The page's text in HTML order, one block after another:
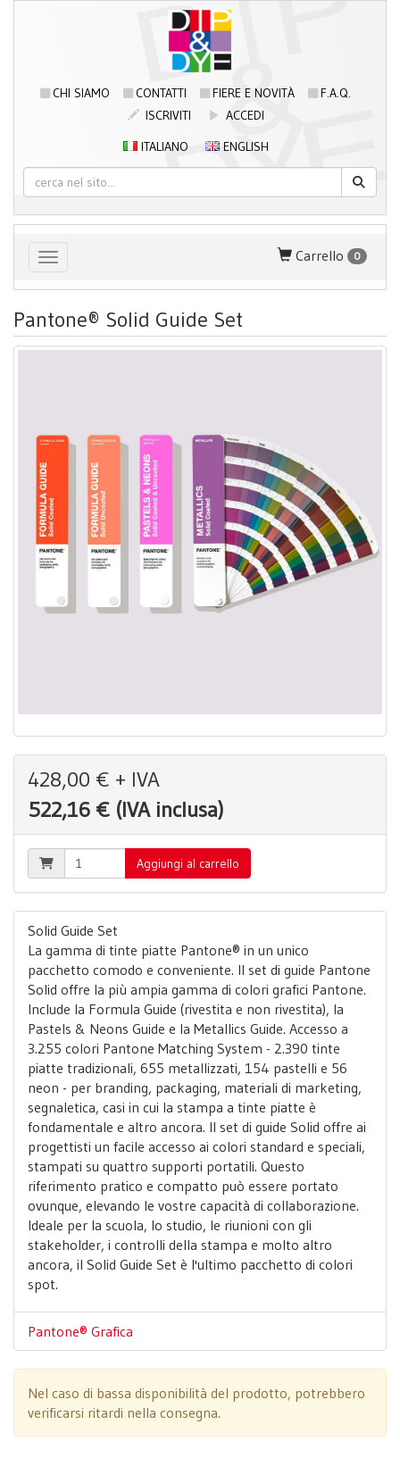
CHI SIAMO CONTATTI FIERE E NOVITÀ
F.A.Q.
ISCRIVITI
ACCEDI
ITALIANO
ENGLISH
Toggle navigation Carrello 0
Pantone® Solid Guide Set
428,00 € + IVA
522,16 € (IVA inclusa)
Aggiungi al carrello
Solid Guide Set
La gamma di tinte piatte Pantone® in un unico
pacchetto comodo e conveniente. Il set di guide Pantone
Solid offre la più ampia gamma di colori grafici Pantone.
Include la Formula Guide (rivestita e non rivestita), la
Pastels & Neons Guide e la Metallics Guide. Accesso a
3.255 colori Pantone Matching System - 2.390 tinte
piatte tradizionali, 655 metallizzati, 154 pastelli e 56
neon - per branding, packaging, materiali di marketing,
segnaletica, casi in cui la stampa a tinte piatte è
fondamentale e altro ancora. Il set di guide Solid offre ai
progettisti un facile accesso ai colori standard e speciali,
stampati su quattro supporti portatili. Questo
riferimento pratico e compatto può essere portato
ovunque, elevando le vostre capacità di collaborazione.
Ideale per la scuola, lo studio, le riunioni con gli
stakeholder, i controlli della stampa e molto altro
ancora, il Solid Guide Set è l'ultimo pacchetto di colori
spot.
Pantone® Grafica
Nel caso di bassa disponibilità del prodotto, potrebbero
verificarsi ritardi nella consegna.